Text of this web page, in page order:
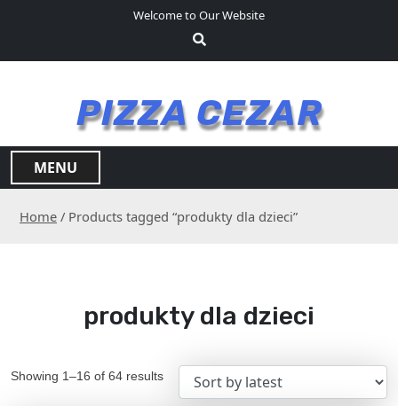
Welcome to Our Website
PIZZA CEZAR
MENU
Home / Products tagged “produkty dla dzieci”
produkty dla dzieci
Showing 1–16 of 64 results